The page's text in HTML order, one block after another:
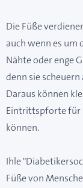
Die Füße
auch wenn es um
Nähte oder enge
denn sie
Daraus können
Eintrittspforte für
können.
Ihle
Füße von